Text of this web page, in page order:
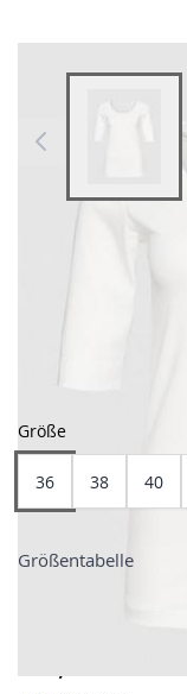
View
Größe
36 38 40
Größentabelle